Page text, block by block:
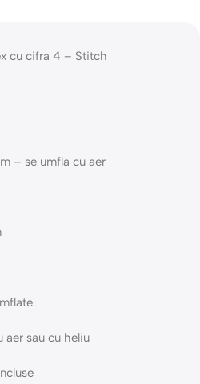
cu cifra 4 – Stitch
– se umfla cu aer
aer sau cu heliu